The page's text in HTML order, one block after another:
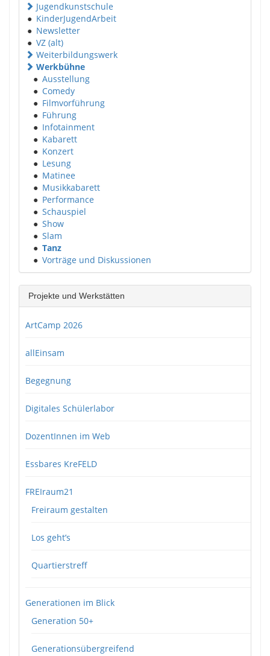
Jugendkunstschule
● KinderJugendArbeit
● Newsletter
● VZ (alt)
Weiterbildungswerk
Werkbühne
● Ausstellung
● Comedy
● Filmvorführung
● Führung
● Infotainment
● Kabarett
● Konzert
● Lesung
● Matinee
● Musikkabarett
● Performance
● Schauspiel
● Show
● Slam
● Tanz
● Vorträge und Diskussionen
Projekte und Werkstätten
ArtCamp 2026
allEinsam
Begegnung
Digitales Schülerlabor
DozentInnen im Web
Essbares KreFELD
FREIraum21
Freiraum gestalten
Los geht’s
Quartierstreff
Generationen im Blick
Generation 50+
Generationsübergreifend